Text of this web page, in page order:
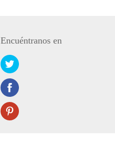
Encuéntranos en